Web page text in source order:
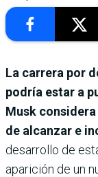
La carrera por
podría estar a
Musk
de alcanzar e
desarrollo de
aparición de un